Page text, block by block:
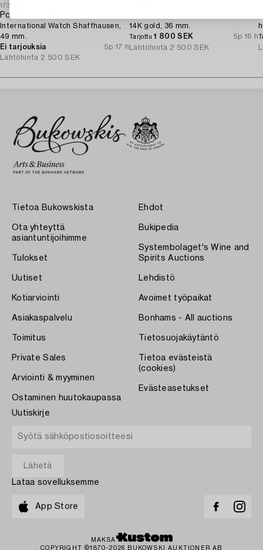
1730575
Pocket watch,
International Watch Shaffhausen,
49 mm.
Ei tarjouksia
5p 17 h
Lähtöhinta 2 500 SEK
14K gold, 36 mm.
Tarjottu1 800 SEK
5p 16 h
Lähtöhinta 2 500 SEK
Tietoa Bukowskista
Ota yhteyttä
asiantuntijoihimme
Tulokset
Uutiset
Kotiarviointi
Asiakaspalvelu
Toimitus
Private Sales
Arviointi & myyminen
Ostaminen huutokaupassa
Ehdot
Bukipedia
Systembolaget's Wine and
Spirits Auctions
Lehdistö
Avoimet työpaikat
Bonhams - All auctions
Tietosuojakäytäntö
Tietoa evästeistä
(cookies)
Evästeasetukset
Uutiskirje
Lataa sovelluksemme
App Store
MAKSA
COPYRIGHT ©1870-2026 BUKOWSKI AUKTIONER AB